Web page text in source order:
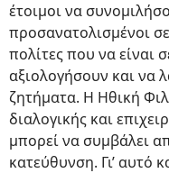
έτοιμοι να
προσανατολισμένοι
πολίτες που να είναι
αξιολογήσουν και να
ζητήματα. Η Ηθική
διαλογικής και
μπορεί να συμβάλει
κατεύθυνση. Γι’